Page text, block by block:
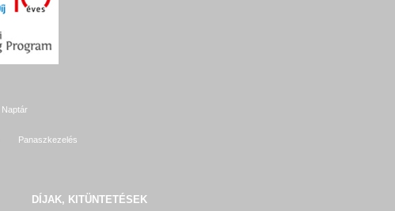
Naptár
Panaszkezelés
DÍJAK, KITÜNTETÉSEK